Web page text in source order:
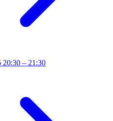
20:30 – 21:30